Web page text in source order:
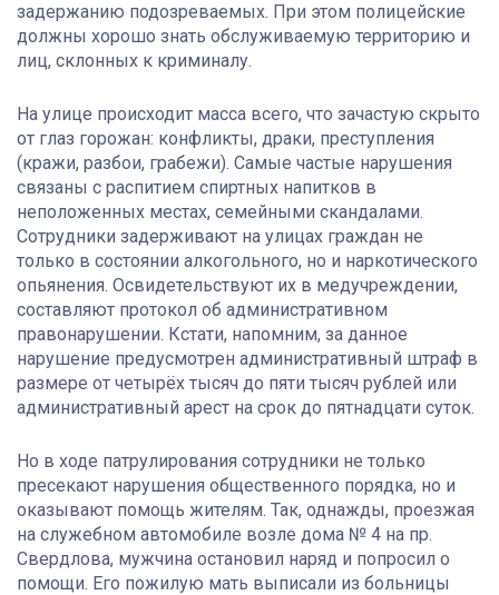
задержанию подозреваемых. При этом полицейские
должны хорошо знать обслуживаемую территорию и
лиц, склонных к криминалу.
На улице происходит масса всего, что зачастую скрыто
от глаз горожан: конфликты, драки, преступления
(кражи, разбои, грабежи). Самые частые нарушения
связаны с распитием спиртных напитков в
неположенных местах, семейными скандалами.
Сотрудники задерживают на улицах граждан не
только в состоянии алкогольного, но и наркотического
опьянения. Освидетельствуют их в медучреждении,
составляют протокол об административном
правонарушении. Кстати, напомним, за данное
нарушение предусмотрен административный штраф в
размере от четырёх тысяч до пяти тысяч рублей или
административный арест на срок до пятнадцати суток.
Но в ходе патрулирования сотрудники не только
пресекают нарушения общественного порядка, но и
оказывают помощь жителям. Так, однажды, проезжая
на служебном автомобиле возле дома № 4 на пр.
Свердлова, мужчина остановил наряд и попросил о
помощи. Его пожилую мать выписали из больницы